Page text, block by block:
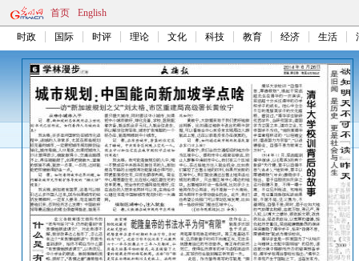
首页 English
时政 国际 时评 理论 文化 科技 教育 经济 生活